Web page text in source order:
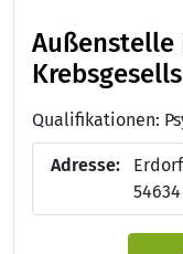
Qualifikationen:
Adresse: